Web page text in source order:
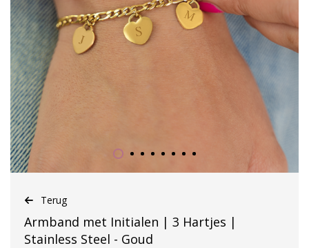
Terug
Armband met Initialen | 3 Hartjes |
Stainless Steel - Goud